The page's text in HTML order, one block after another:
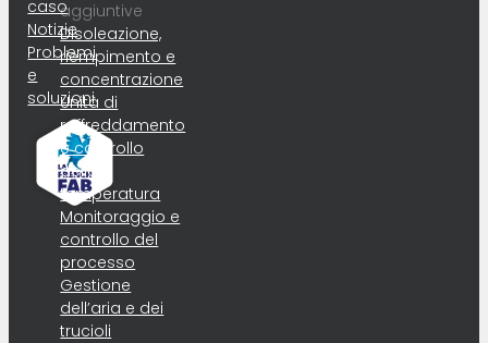
caso
Notizie
Problemi
e
soluzioni
aggiuntive
Disoleazione,
riempimento e
concentrazione
Unità di
raffreddamento
e controllo
della
temperatura
Monitoraggio e
controllo del
processo
Gestione
dell’aria e dei
trucioli